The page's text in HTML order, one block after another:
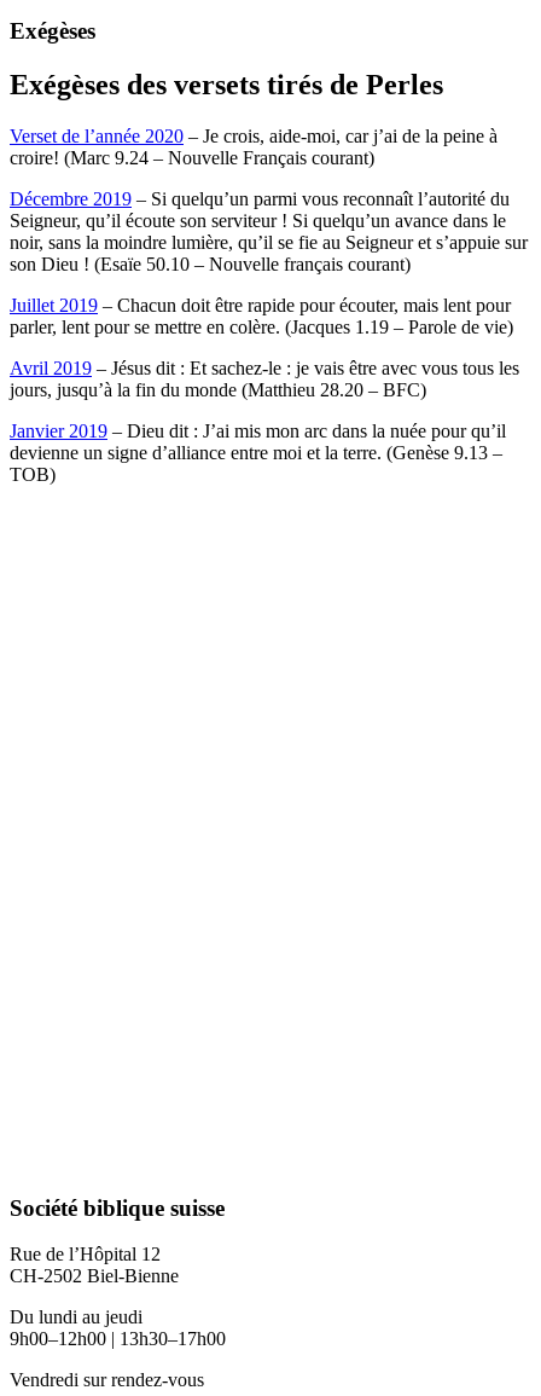
Exégèses
Exégèses des versets tirés de Perles
Verset de l’année 2020 – Je crois, aide-moi, car j’ai de la peine à
croire! (Marc 9.24 – Nouvelle Français courant)
Décembre 2019 – Si quelqu’un parmi vous reconnaît l’autorité du
Seigneur, qu’il écoute son serviteur ! Si quelqu’un avance dans le
noir, sans la moindre lumière, qu’il se fie au Seigneur et s’appuie sur
son Dieu ! (Esaïe 50.10 – Nouvelle français courant)
Juillet 2019 – Chacun doit être rapide pour écouter, mais lent pour
parler, lent pour se mettre en colère. (Jacques 1.19 – Parole de vie)
Avril 2019 – Jésus dit : Et sachez-le : je vais être avec vous tous les
jours, jusqu’à la fin du monde (Matthieu 28.20 – BFC)
Janvier 2019 – Dieu dit : J’ai mis mon arc dans la nuée pour qu’il
devienne un signe d’alliance entre moi et la terre. (Genèse 9.13 –
TOB)
Société biblique suisse
Rue de l’Hôpital 12
CH-2502 Biel-Bienne
Du lundi au jeudi
9h00–12h00 | 13h30–17h00
Vendredi sur rendez-vous